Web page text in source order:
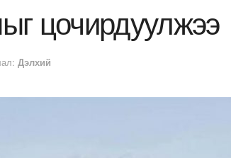
цочирдуулжээ
Дэлхий